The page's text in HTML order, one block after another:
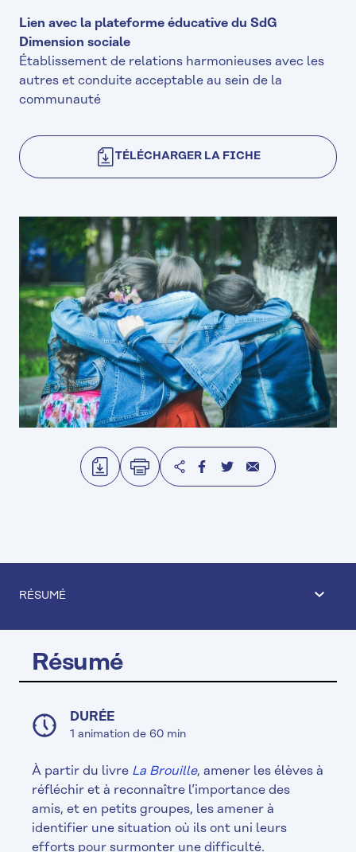
Lien avec la plateforme éducative du SdG
Dimension sociale
Établissement de relations harmonieuses avec les
autres et conduite acceptable au sein de la
communauté
TÉLÉCHARGER LA FICHE
TÉLÉCHARGER
IMPRIMER
RÉSUMÉ
Résumé
DURÉE
1 animation de 60 min
À partir du livre La Brouille, amener les élèves à
réfléchir et à reconnaître l’importance des
amis, et en petits groupes, les amener à
identifier une situation où ils ont uni leurs
efforts pour surmonter une difficulté.